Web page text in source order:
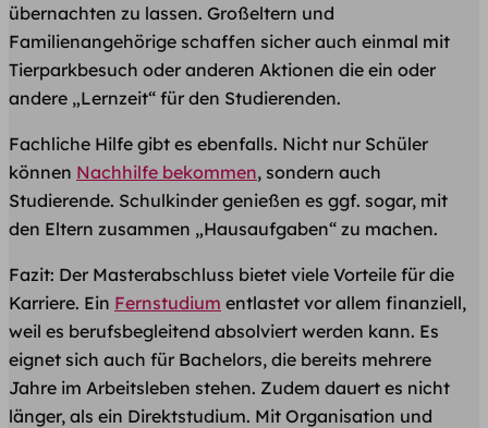
übernachten zu lassen. Großeltern und
Familienangehörige schaffen sicher auch einmal mit
Tierparkbesuch oder anderen Aktionen die ein oder
andere „Lernzeit“ für den Studierenden.
Fachliche Hilfe gibt es ebenfalls. Nicht nur Schüler
können Nachhilfe bekommen, sondern auch
Studierende. Schulkinder genießen es ggf. sogar, mit
den Eltern zusammen „Hausaufgaben“ zu machen.
Fazit: Der Masterabschluss bietet viele Vorteile für die
Karriere. Ein Fernstudium entlastet vor allem finanziell,
weil es berufsbegleitend absolviert werden kann. Es
eignet sich auch für Bachelors, die bereits mehrere
Jahre im Arbeitsleben stehen. Zudem dauert es nicht
länger, als ein Direktstudium. Mit Organisation und